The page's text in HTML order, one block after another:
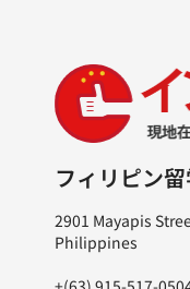
フィリピン
2901 Mayapis
Philippines